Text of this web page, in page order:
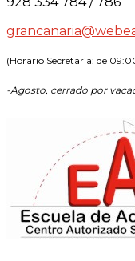
(Horario Secretaría: de
-Agosto, cerrado por